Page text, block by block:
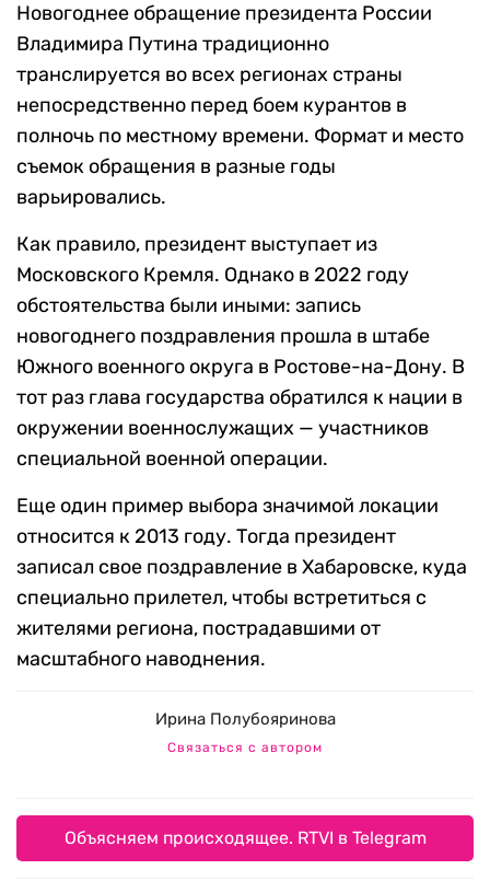
Новогоднее обращение президента России
Владимира Путина традиционно
транслируется во всех регионах страны
непосредственно перед боем курантов в
полночь по местному времени. Формат и место
съемок обращения в разные годы
варьировались.
Как правило, президент выступает из
Московского Кремля. Однако в 2022 году
обстоятельства были иными: запись
новогоднего поздравления прошла в штабе
Южного военного округа в Ростове-на-Дону. В
тот раз глава государства обратился к нации в
окружении военнослужащих — участников
специальной военной операции.
Еще один пример выбора значимой локации
относится к 2013 году. Тогда президент
записал свое поздравление в Хабаровске, куда
специально прилетел, чтобы встретиться с
жителями региона, пострадавшими от
масштабного наводнения.
Ирина Полубояринова
Связаться с автором
Объясняем происходящее. RTVI в Telegram